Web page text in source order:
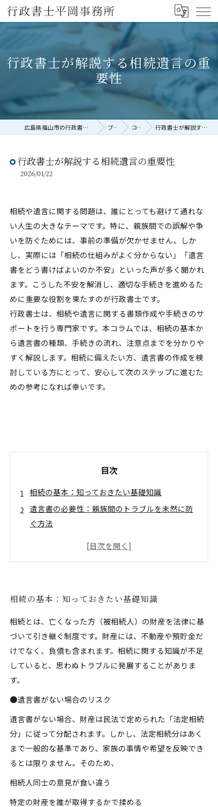
行政書士が解説する相続遺言の重
要性
広島県福山市の行政書士なら行政書士平岡事務所 ブログ コラム 行政書士が解説する相続遺言の重要性
行政書士が解説する相続遺言の重要性
2026/01/22
相続や遺言に関する問題は、誰にとっても避けて通れな
い人生の大きなテーマです。特に、親族間での誤解や争
いを防ぐためには、事前の準備が欠かせません。しか
し、実際には「相続の仕組みがよく分からない」「遺言
書をどう書けばよいのか不安」といった声が多く聞かれ
ます。こうした不安を解消し、適切な手続きを進めるた
めに重要な役割を果たすのが行政書士です。
行政書士は、相続や遺言に関する書類作成や手続きのサ
ポートを行う専門家です。本コラムでは、相続の基本か
ら遺言書の種類、手続きの流れ、注意点までを分かりや
すく解説します。相続に備えたい方、遺言書の作成を検
討している方にとって、安心して次のステップに進むた
めの参考になれば幸いです。
目次
相続の基本：知っておきたい基礎知識
遺言書の必要性：親族間のトラブルを未然に防
ぐ方法
誤解を避けるための遺言の書き方
相続の不安を解消するためのポイント
安心して遺言を残すための注意点
相続と遺言の理解を深め、安心の未来へ
相続の基本：知っておきたい基礎知識
相続とは、亡くなった方（被相続人）の財産を法律に基
づいて引き継ぐ制度です。財産には、不動産や預貯金だ
けでなく、負債も含まれます。相続に関する知識が不足
していると、思わぬトラブルに発展することがありま
す。
●遺言書がない場合のリスク
遺言書がない場合、財産は民法で定められた「法定相続
分」に従って分配されます。しかし、法定相続分はあく
まで一般的な基準であり、家族の事情や希望を反映でき
るとは限りません。そのため、
相続人同士の意見が食い違う
特定の財産を誰が取得するかで揉める